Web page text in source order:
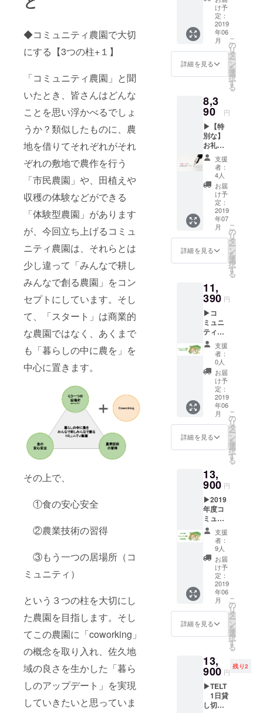
◆コミュニティ農園で大切
にする【3つの柱+１】
「コミュニティ農園」と聞
いたとき、皆さんはどんな
ことを思い浮かべるでしょ
うか？類似したものに、農
地を借りてそれぞれがそれ
ぞれの敷地で農作を行う
「市民農園」や、田植えや
収穫の体験などができる
「体験型農園」があります
が、今回立ち上げるコミュ
ニティ農園は、それらとは
少し違って「みんなで耕し
みんなで創る農園」をコン
セプトにしています。そし
て、「スタート」は商業的
な農園ではなく、あくまで
も「暮らしの中に農を」を
中心に置きます。
その上で、
①食の安心安全
②農業技術の習得
③もう一つの居場所（コ
ミュニティ）
という３つの柱を大切にし
た農園を目指します。そし
てこの農園に「coworking」
の概念を取り入れ、佐久地
域の良さを生かした「暮ら
しのアップデート」を実現
していきたいと思っていま
ころの
農園の
様子と
とも
ファン
ディン
お礼
メール
を心を
込めて
お送り
しま
す。
（2019
年7月～
8月ころ
の予
定）
に、ク
ラウド
ファン
ディン
グへの
メール
を心を
しま
す。
（2019
年7月～
8月ころ
の予
定）
グへの
お礼
メール
を心を
込めて
お送り
しま
8月ころ
の予
ます。
施設内
には昭
和の雰
囲気を
残す日
本庭園
イベン
トには
とても
相性の
良い会
場で
す。 ※
イベン
トの内
容につ
きまし
ては、
事前に
野澤館
女将と
打ち合
わせを
た、コ
ミュニ
園の活
動が始
まった
ころの
農園の
様子と
とも
に、ク
ラウド
ファン
ディン
グへの
メール
を心を
しま
す。
（2019
年7月～
8月ころ
の予
定）
礼メー
ル◀ 佐
久市中
込、
シェア
ハウス
+ゲスト
ハウス
柏屋旅
ミト
リー宿
泊券と
コミュ
ニティ
農園で
の農体
験セッ
トで
す。 コ
ミュニ
ティ農
園で農
体験を
した後
は、柏
屋旅館
う。 コ
ミュニ
ティ農
園のイ
ベント
に合わ
せての
ご利用
もお勧
めで
す。 ま
た、コ
ミュニ
ティ農
園の活
動が始
まった
とも
に、ク
ファン
ディン
グへの
お礼
メール
を心を
込めて
お送り
しま
す。
（2019
年7月～
8月ころ
の予
定）
け予
定：
2019
年06
月
詳細を見る
こ
の
リ
タ
ー
ン
を
選
択
す
る
8,3
90 円
▶【特
別な】
お礼＆
活動報
告メー
ル◀ 活
動が始
まった
ころの
農園の
様子と
とも
に、ク
ラウド
ファン
ディン
お礼
メール
を心を
込めて
お送り
しま
す。
(2019年
7月～8
月ころ
を予
定） ま
た、こ
ちらの
のリ
ターン
にご支
限定
で、
2019年
度中、
「特別
なお知
らせや
ご案
内」を
させて
いただ
きま
す。
支援
者：
4人
お届
け予
定：
2019
年07
月
詳細を見る
こ
の
リ
タ
ー
ン
を
選
択
す
る
11,
390 円
▶コ
ミュニ
ティ農
園1日貸
し切り
権◀ コ
ミュニ
ティ農
園を1日
貸し
切って
利用が
できま
す。 農
体験イ
ベント
友人や
ご家
族、会
社の皆
様等で
開催で
きま
す。 イ
ベント
等の内
容につ
きまし
ては、
ぜひ一
緒に企
画させ
いただ
※コミュ
ニティ
農園の
設備や
備品は
料金に
支援
者：
0人
お届
け予
定：
2019
年06
月
詳細を見る
こ
の
リ
タ
ー
ン
を
選
択
す
る
13,
900 円
▶2019
年度コ
ミュニ
ティ農
園会員
権◀ コ
ミュニ
ティ農
園での
農作
は、基
本的に
は会員
制で行
いま
す。
度（～
2020年
3月）の
利用会
員権で
す。 会
支援
者：
9人
お届
け予
定：
2019
年06
月
詳細を見る
こ
の
リ
タ
ー
ン
を
選
択
す
る
13,
900 円
残り2
▶TELT
1日貸
し切り